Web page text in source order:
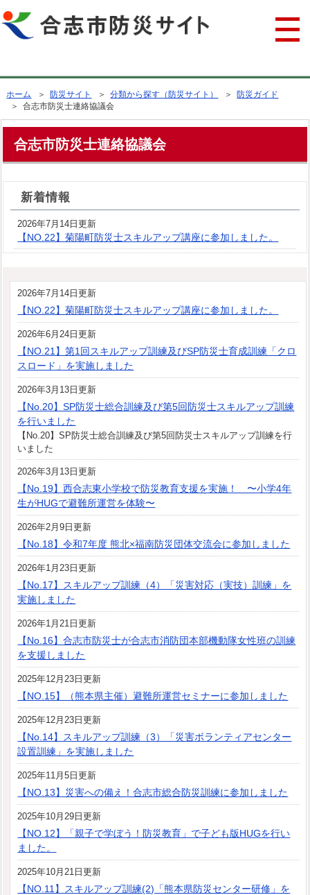
ホーム ＞ 防災サイト ＞分類から探す（防災サイト） ＞ 防災ガイド
＞ 合志市防災士連絡協議会
合志市防災士連絡協議会
新着情報
2026年7月14日更新
【NO.22】菊陽町防災士スキルアップ講座に参加しました。
2026年7月14日更新
【NO.22】菊陽町防災士スキルアップ講座に参加しました。
2026年6月24日更新
【NO.21】第1回スキルアップ訓練及びSP防災士育成訓練「クロ
スロード」を実施しました
2026年3月13日更新
【No.20】SP防災士総合訓練及び第5回防災士スキルアップ訓練
を行いました
【No.20】SP防災士総合訓練及び第5回防災士スキルアップ訓練を行
いました
2026年3月13日更新
【No.19】西合志東小学校で防災教育支援を実施！ 〜小学4年
生がHUGで避難所運営を体験〜
2026年2月9日更新
【No.18】令和7年度 熊北×福南防災団体交流会に参加しました
2026年1月23日更新
【No.17】スキルアップ訓練（4）「災害対応（実技）訓練」を
実施しました
2026年1月21日更新
【No.16】合志市防災士が合志市消防団本部機動隊女性班の訓練
を支援しました
2025年12月23日更新
【NO.15】（熊本県主催）避難所運営セミナーに参加しました
2025年12月23日更新
【No.14】スキルアップ訓練（3）「災害ボランティアセンター
設置訓練」を実施しました
2025年11月5日更新
【NO.13】災害への備え！合志市総合防災訓練に参加しました
2025年10月29日更新
【NO.12】「親子で学ぼう！防災教育」で子ども版HUGを行い
ました。
2025年10月21日更新
【NO.11】スキルアップ訓練(2)「熊本県防災センター研修」を